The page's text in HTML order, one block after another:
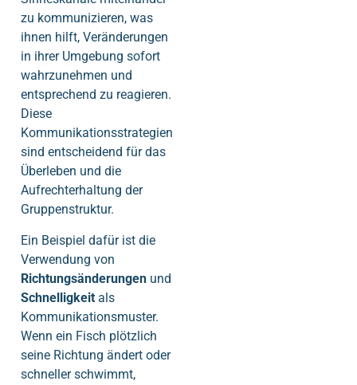
zu kommunizieren, was
ihnen hilft, Veränderungen
in ihrer Umgebung sofort
wahrzunehmen und
entsprechend zu reagieren.
Diese
Kommunikationsstrategien
sind entscheidend für das
Überleben und die
Aufrechterhaltung der
Gruppenstruktur.
Ein Beispiel dafür ist die
Verwendung von
Richtungsänderungen und
Schnelligkeit als
Kommunikationsmuster.
Wenn ein Fisch plötzlich
seine Richtung ändert oder
schneller schwimmt,